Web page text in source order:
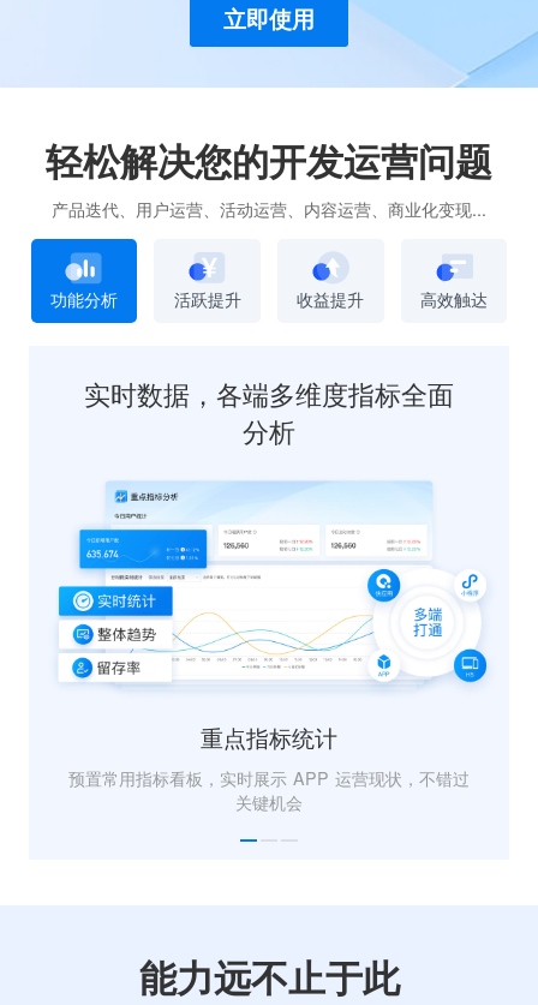
海外推送
一键认证
营销数盘
人口数盘
视觉智能
消息中心
大数据精准宣防
银行数字化
智能风控
科技公益
新闻动态
加入我们
立即使用
轻松解决您的开发运营问题
产品迭代、用户运营、活动运营、内容运营、商业化变现...
功能分析 活跃提升 收益提升 高效触达
实时数据，各端多维度指标全面
分析
重点指标统计
预置常用指标看板，实时展示 APP 运营现状，不错过
关键机会
新用户留存提升
实时识别新用户特征，制定差异化内容展示策略，促
精细化广告变现
个推海量数据助力识别用户感兴趣内容，精准匹配每
一次广告展示机会
消息点击提升
结合设备、用户行为特征等智能预测合适的下发时
能力远不止于此